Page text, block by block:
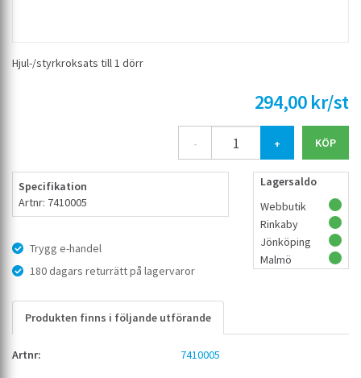
Hjul-/styrkroksats till 1 dörr
294,00 kr/st
- +
Specifikation
Artnr: 7410005
Trygg e-handel
180 dagars returrätt på lagervaror
Lagersaldo
Webbutik
Rinkaby
Jönköping
Malmö
Produkten finns i följande utförande
7410005